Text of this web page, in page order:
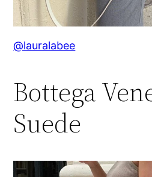
@lauralabee
Bottega
Suede